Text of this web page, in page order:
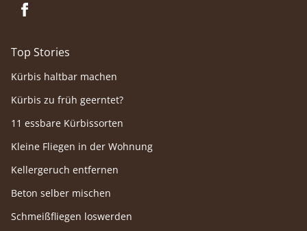
Top Stories
Kürbis haltbar machen
Kürbis zu früh geerntet?
11 essbare Kürbissorten
Kleine Fliegen in der Wohnung
Kellergeruch entfernen
Beton selber mischen
Schmeißfliegen loswerden